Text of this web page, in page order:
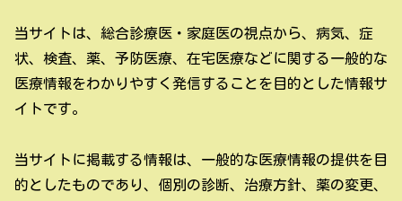
当サイトは、総合診療医・家庭医の視点から、病気、症
状、検査、薬、予防医療、在宅医療などに関する一般的な
医療情報をわかりやすく発信することを目的とした情報サ
イトです。
当サイトに掲載する情報は、一般的な医療情報の提供を目
的としたものであり、個別の診断、治療方針、薬の変更、